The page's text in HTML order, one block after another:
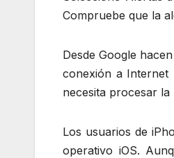
Compruebe que la
Desde Google
conexión a Internet
necesita procesar
Los usuarios de
operativo iOS.